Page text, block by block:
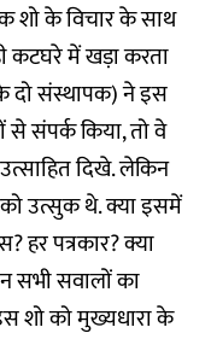
शो के विचार के साथ
कटघरे में खड़ा करता
दो संस्थापक) ने इस
संपर्क किया, तो वे
दिखे. लेकिन
उत्सुक थे. क्या इसमें
हर पत्रकार? क्या
सभी सवालों का
शो को मुख्यधारा के